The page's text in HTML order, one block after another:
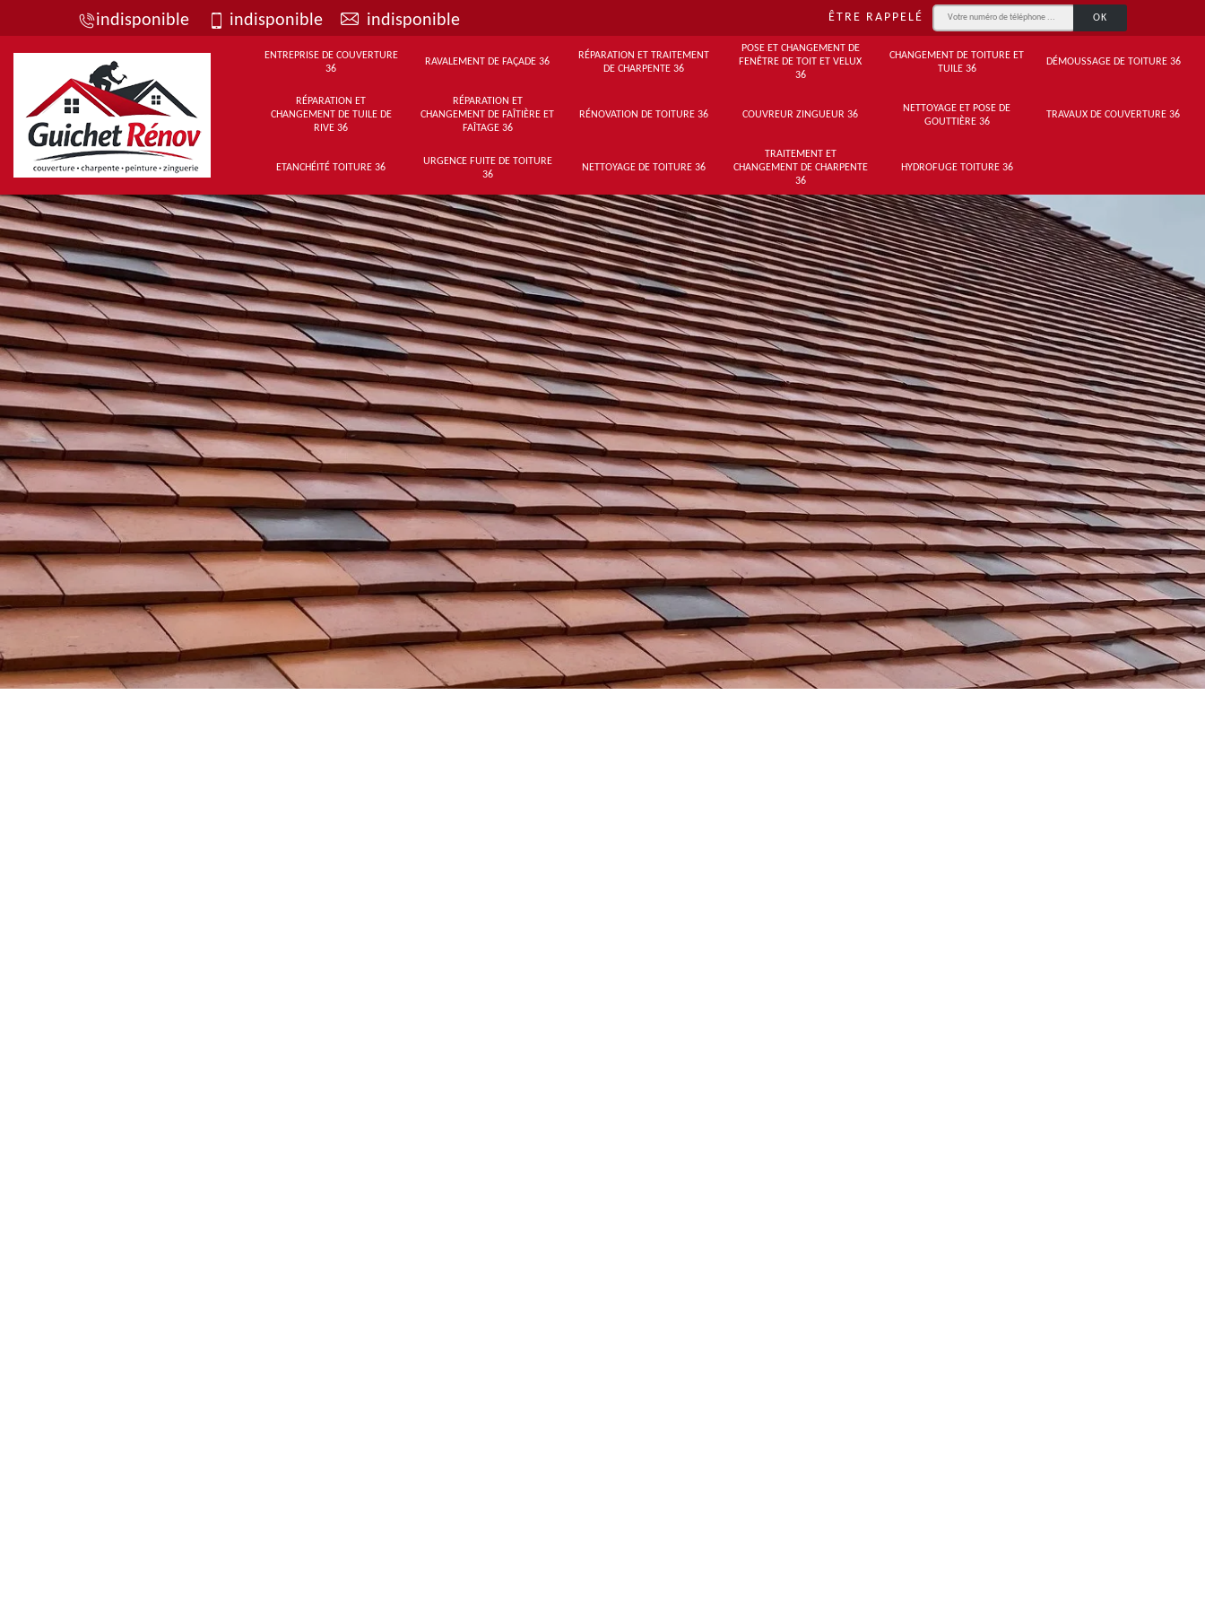
indisponible indisponible indisponible ÊTRE RAPPELÉ
ENTREPRISE DE COUVERTURE
36
RAVALEMENT DE FAÇADE 36
RÉPARATION ET TRAITEMENT
DE CHARPENTE 36
POSE ET CHANGEMENT DE
FENÊTRE DE TOIT ET VELUX
36
CHANGEMENT DE TOITURE ET
TUILE 36
DÉMOUSSAGE DE TOITURE 36
RÉPARATION ET
CHANGEMENT DE TUILE DE
RIVE 36
RÉPARATION ET
CHANGEMENT DE FAÎTIÈRE ET
FAÎTAGE 36
RÉNOVATION DE TOITURE 36 COUVREUR ZINGUEUR 36
NETTOYAGE ET POSE DE
GOUTTIÈRE 36
TRAVAUX DE COUVERTURE 36
ETANCHÉITÉ TOITURE 36
URGENCE FUITE DE TOITURE
36
NETTOYAGE DE TOITURE 36
TRAITEMENT ET
CHANGEMENT DE CHARPENTE
36
HYDROFUGE TOITURE 36